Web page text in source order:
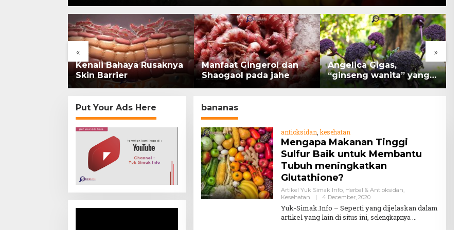
« »
Kenali Bahaya Rusaknya
Skin Barrier
Manfaat Gingerol dan
Shaogaol pada jahe
Angelica Gigas,
“ginseng wanita” yang
memiliki peran
Put Your Ads Here bananas
antioksidan,kesehatan
Mengapa Makanan Tinggi
Sulfur Baik untuk Membantu
Tubuh meningkatkan
Glutathione?
Artikel Yuk Simak Info, Herbal & Antioksidan,
Kesehatan
| 4 December, 2020By
August
Yuk-Simak.Info – Seperti yang dijelaskan dalam
artikel yang lain di situs ini, selengkapnya